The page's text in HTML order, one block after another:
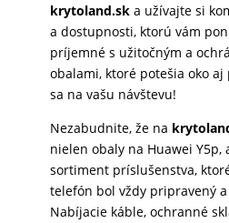
krytoland.ska užívajte si
a dostupnosti, ktorú vám
príjemné s užitočným a
obalami, ktoré potešia oko aj
sa na vašu návštevu!
Nezabudnite, že na
nielen obaly na Huawei Y5p,
sortiment príslušenstva,
telefón bol vždy pripravený
Nabíjacie káble, ochranné